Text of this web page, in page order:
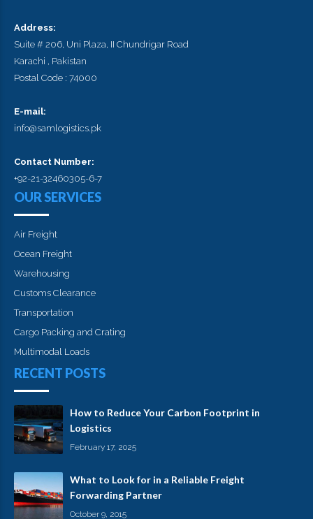
Address:
Suite # 206, Uni Plaza, II Chundrigar Road
Karachi , Pakistan
Postal Code : 74000
E-mail:
info@samlogistics.pk
Contact Number:
+92-21-32460305-6-7
OUR SERVICES
Air Freight
Ocean Freight
Warehousing
Customs Clearance
Transportation
Cargo Packing and Crating
Multimodal Loads
RECENT POSTS
How to Reduce Your Carbon Footprint in
Logistics
February 17, 2025
What to Look for in a Reliable Freight
Forwarding Partner
October 9, 2015